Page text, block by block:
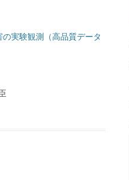
実験観測（高品質データ